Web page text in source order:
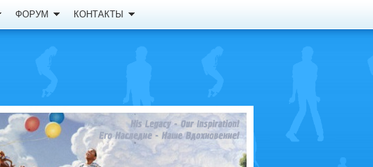
ФОРУМ КОНТАКТЫ